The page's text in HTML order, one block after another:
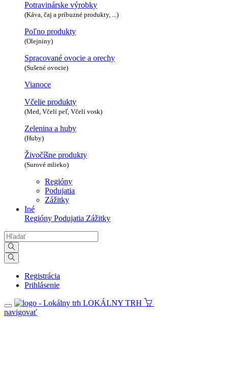
Potravinárske výrobky
(Káva, čaj a príbuzné produkty, ...)
Poľno produkty
(Olejniny)
Spracované ovocie a orechy
(Sušené ovocie)
Vianoce
Včelie produkty
(Med, Včelí peľ, Včelí vosk)
Zelenina a huby
(Huby)
Živočíšne produkty
(Surové mlieko)
Regióny
Podujatia
Zážitky
Iné
Regióny Podujatia Zážitky
Registrácia
Prihlásenie
LOKÁLNY TRH
navigovať